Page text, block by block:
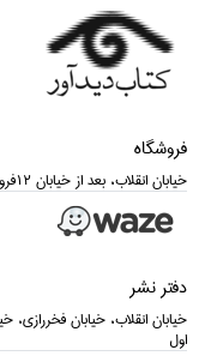
فروشگاه
خيابان انقلاب، بعد از خيابان 12فروردين، شماره 1304، فروشگاه كتاب ديدآور
دفتر نشر
اول